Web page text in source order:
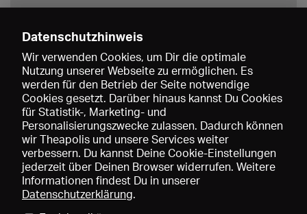
Speichern
Datenschutzhinweis
Wir verwenden Cookies, um Dir die optimale
Nutzung unserer Webseite zu ermöglichen. Es
werden für den Betrieb der Seite notwendige
Cookies gesetzt. Darüber hinaus kannst Du Cookies
für Statistik-, Marketing- und
Personalisierungszwecke zulassen. Dadurch können
wir Theapolis und unsere Services weiter
verbessern. Du kannst Deine Cookie-Einstellungen
jederzeit über Deinen Browser widerrufen. Weitere
Informationen findest Du in unserer
Datenschutzerklärung.